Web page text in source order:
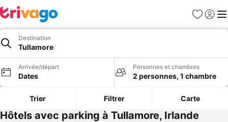
Favoris
Se
Destination
Tullamore
Arrivée/départ
Dates
Personnes et chambres
2 personnes, 1 chambre
Trier Filtrer Carte
Hôtels avec parking à Tullamore, Irlande